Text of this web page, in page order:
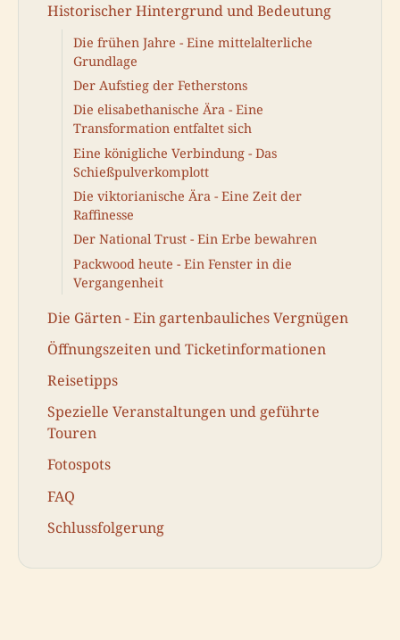
Historischer Hintergrund und Bedeutung
Die frühen Jahre - Eine mittelalterliche
Grundlage
Der Aufstieg der Fetherstons
Die elisabethanische Ära - Eine
Transformation entfaltet sich
Eine königliche Verbindung - Das
Schießpulverkomplott
Die viktorianische Ära - Eine Zeit der
Raffinesse
Der National Trust - Ein Erbe bewahren
Packwood heute - Ein Fenster in die
Vergangenheit
Die Gärten - Ein gartenbauliches Vergnügen
Öffnungszeiten und Ticketinformationen
Reisetipps
Spezielle Veranstaltungen und geführte
Touren
Fotospots
FAQ
Schlussfolgerung